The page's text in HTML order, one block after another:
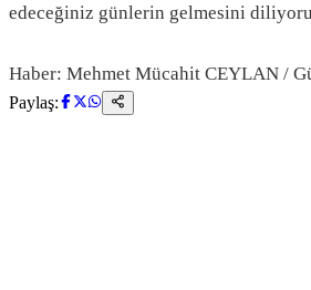
edeceğiniz günlerin gelmesini
Haber: Mehmet Mücahit CEYLAN /
Paylaş: